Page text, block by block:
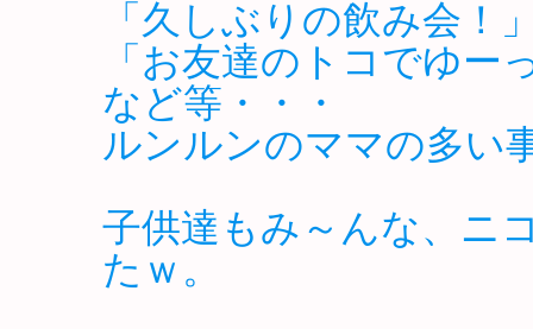
「久しぶりの飲み会！
「お友達のトコでゆー
など等・・・
ルンルンのママの多い
子供達もみ～んな、ニ
たｗ。